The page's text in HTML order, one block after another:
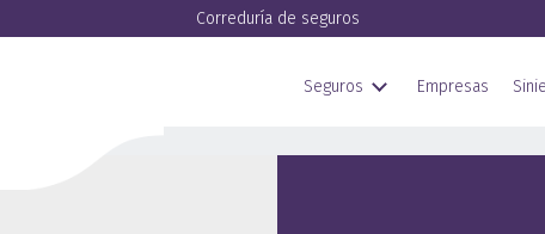
Correduría de seguros
Seguros Empresas